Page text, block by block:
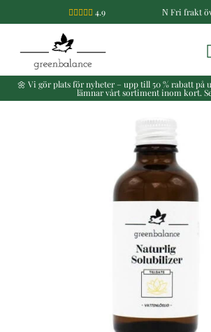
 4.9 NFri frakt
🌼 Vi gör plats för nyheter – upp till 50 % rabatt på
lämnar vårt sortiment inom kort.